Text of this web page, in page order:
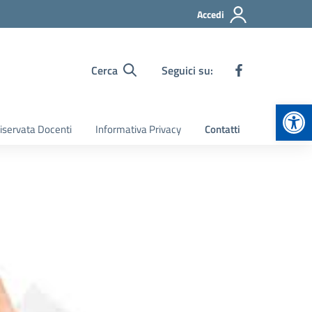
Accedi
Cerca Seguici su:
Docenti Informativa Privacy Contatti